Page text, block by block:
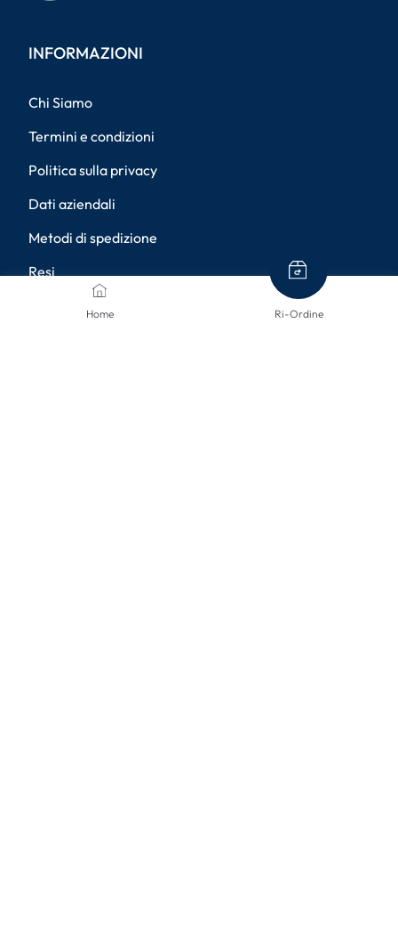
Home Ri-Ordine
INFORMAZIONI
Chi Siamo
Termini e condizioni
Politica sulla privacy
Dati aziendali
Metodi di spedizione
Resi